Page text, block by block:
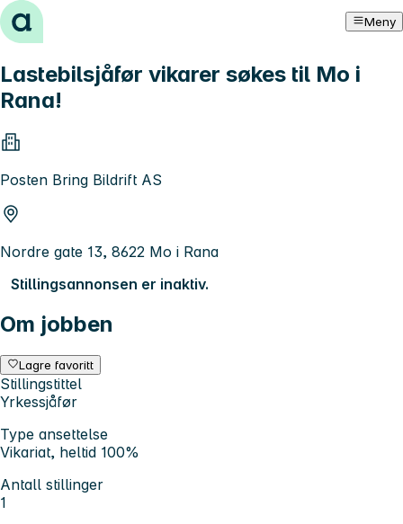
Hopp til innhold Meny
Lastebilsjåfør vikarer søkes til Mo i
Rana!
Posten Bring Bildrift AS
Nordre gate 13, 8622 Mo i Rana
Stillingsannonsen er inaktiv.
Om jobben
Lagre favoritt
Stillingstittel
Yrkessjåfør
Type ansettelse
Vikariat, heltid 100%
Antall stillinger
1